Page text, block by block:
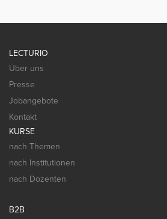
LECTURIO
Über uns
Presse
Jobangebote
Kontakt
KURSE
nach Themen
nach Institutionen
nach Dozenten
B2B